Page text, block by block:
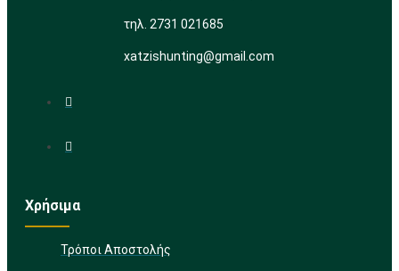
τηλ. 2731 021685
xatzishunting@gmail.com
Χρήσιμα
Τρόποι Αποστολής